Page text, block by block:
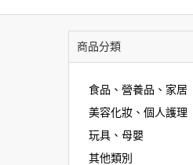
商品分類
食品、營養品、家居
美容化妝、個人護理
玩具、母嬰
其他類別